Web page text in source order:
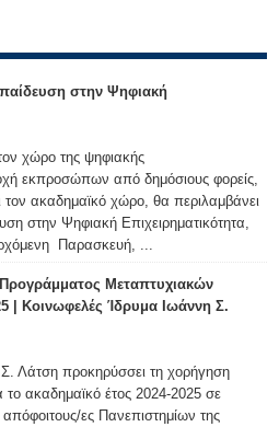
στην Ψηφιακή
χώρο της ψηφιακής
εκπροσώπων από δημόσιους φορείς,
τον ακαδημαϊκό χώρο, θα περιλαμβάνει
στην Ψηφιακή Επιχειρηματικότητα,
Παρασκευή, ...
Μεταπτυχιακών
| Κοινωφελές Ίδρυμα Ιωάννη Σ.
Λάτση προκηρύσσει τη χορήγηση
ακαδημαϊκό έτος 2024-2025 σε
απόφοιτους/ες Πανεπιστημίων της